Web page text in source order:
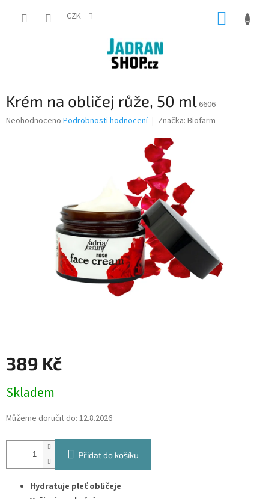
CZK
Krém na obličej růže, 50 ml 6606
Průměrné
Neohodnoceno Podrobnosti hodnocení Značka: Biofarm
389 Kč
cena:
Skladem
Můžeme doručit do: 12.8.2026
Přidat do košíku
Hydratuje pleť obličeje